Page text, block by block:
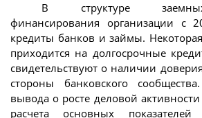
В структуре
финансирования организации с
кредиты банков и займы.
приходится на долгосрочные
свидетельствуют о наличии
стороны банковского
вывода о росте деловой активности
расчета основных показателей